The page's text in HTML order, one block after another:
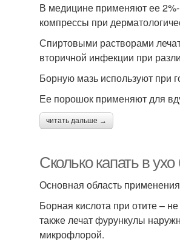
В медицине применяют ее
компрессы при
Спиртовыми растворами
вторичной инфекции при
Борную мазь используют при
Ее порошок применяют для
читать дальше →
Сколько капать в
Основная область
Борная кислота при отите –
также лечат фурункулы
микрофлорой.